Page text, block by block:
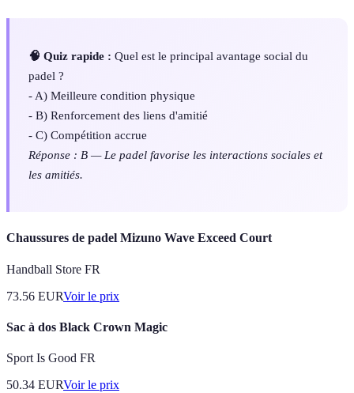
🧠 Quiz rapide : Quel est le principal avantage social du
padel ?
- A) Meilleure condition physique
- B) Renforcement des liens d'amitié
- C) Compétition accrue
Réponse : B — Le padel favorise les interactions sociales et
les amitiés.
Chaussures de padel Mizuno Wave Exceed Court
Handball Store FR
73.56 EURVoir le prix
Sac à dos Black Crown Magic
Sport Is Good FR
50.34 EURVoir le prix